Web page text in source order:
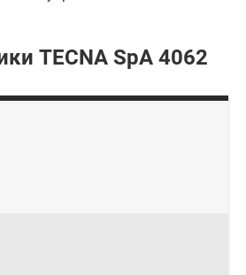
TECNA SpA 4062